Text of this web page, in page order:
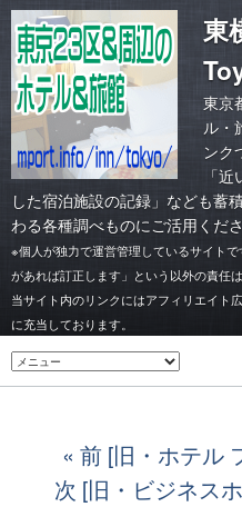
東
東京
ル・
ンク
「近
した宿泊施設の記録 」なども蓄
わる各種調べものにご活用くださ
※個人が独力で運営管理しているサイト
があれば訂正します」という以外の責任は
当サイト内のリンクにはアフィリエイト
に充当しております。
前 [旧・ホテル
次 [旧・ビジネス